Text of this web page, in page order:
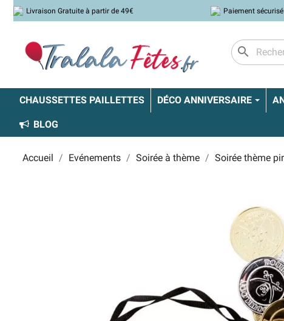
Livraison Gratuite à partir de 49€ Paiement
search
CHAUSSETTES PAILLETTES DÉCO ANNIVERSAIRE
BLOG
Accueil Evénements Soirée à thème Soirée thème